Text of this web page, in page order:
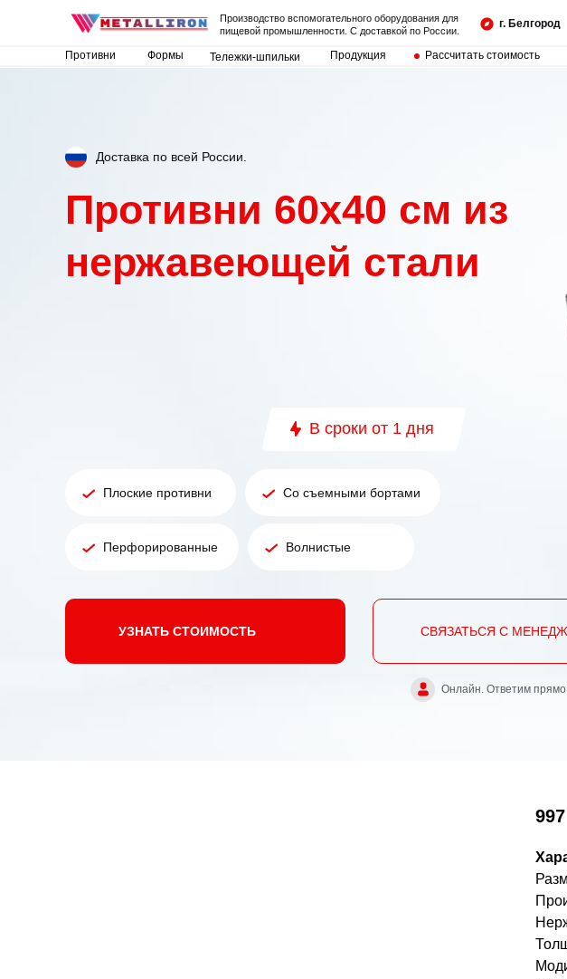
Противни Формы Продукция Рассчитать стоимость
г. Белгород
Тележки-шпильки
Производство вспомогательного оборудования для
пищевой промышленности. С доставкой по России.
Противни 60x40 см из
нержавеющей стали
СВЯЗАТЬСЯ С
УЗНАТЬ СТОИМОСТЬ
В сроки от 1 дня
Плоские противни
Доставка по всей России.
Со съемными бортами
Перфорированные Волнистые
Онлайн. Ответим прямо
997